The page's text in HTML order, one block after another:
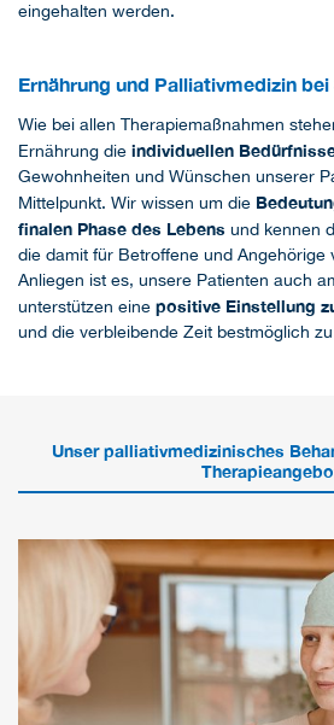
eingehalten werden.
Ernährung und Palliativmedizin bei
Wie bei allen Therapiemaßnahmen
Ernährung die individuellen
Gewohnheiten und Wünschen unserer
Mittelpunkt. Wir wissen um die
finalen Phase des Lebens und kennen
die damit für Betroffene und Angehörige
Anliegen ist es, unsere Patienten auch
unterstützen eine positive Einstellung
und die verbleibende Zeit bestmöglich
Unser palliativmedizinisches